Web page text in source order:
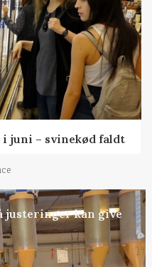
i juni – svinekød faldt
justeringer kan give